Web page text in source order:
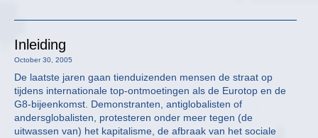
Inleiding
October 30, 2005
De laatste jaren gaan tienduizenden mensen de straat op
tijdens internationale top-ontmoetingen als de Eurotop en de
G8-bijeenkomst. Demonstranten, antiglobalisten of
andersglobalisten, protesteren onder meer tegen (de
uitwassen van) het kapitalisme, de afbraak van het sociale